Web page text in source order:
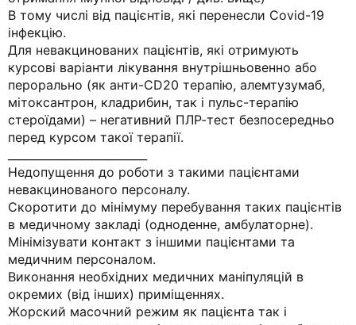
В тому числі від пацієнтів, які перенесли Covid-19
інфекцію.
Для невакцинованих пацієнтів, які отримують
курсові варіанти лікування внутрішньовенно або
перорально (як анти-CD20 терапію, алемтузумаб,
мітоксантрон, кладрибин, так і пульс-терапію
стероїдами) – негативний ПЛР-тест безпосередньо
перед курсом такої терапії.
Недопущення до роботи з такими пацієнтами
невакцинованого персоналу.
Скоротити до мінімуму перебування таких пацієнтів
в медичному закладі (одноденне, амбулаторне).
Мінімізувати контакт з іншими пацієнтами та
медичним персоналом.
Виконання необхідних медичних маніпуляцій в
окремих (від інших) приміщеннях.
Жорский масочний режим як пацієнта так і